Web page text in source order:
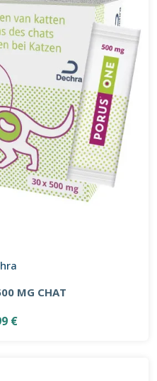
MG CHAT
€